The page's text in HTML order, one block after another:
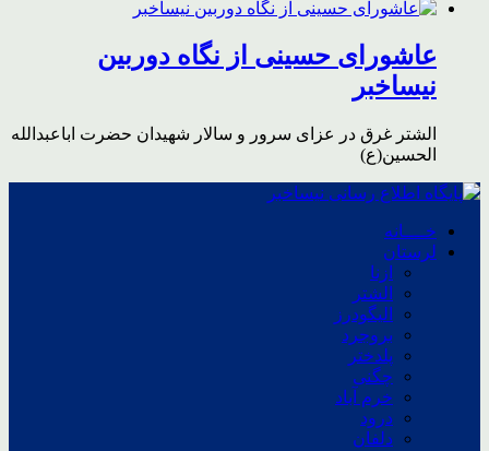
عاشورای حسینی از نگاه دوربین
نیساخبر
الشتر غرق در عزای سرور و سالار شهیدان حضرت اباعبدالله
الحسین(ع)
خــــانه
لرستان
ازنا
الشتر
الیگودرز
بروجرد
پلدختر
چگنی
خرم آباد
درود
دلفان